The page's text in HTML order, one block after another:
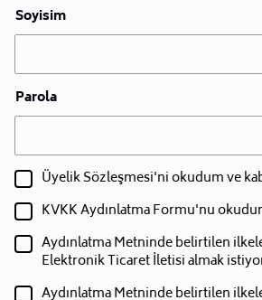
Soyisim
Parola
Üyelik Sözleşmesi'ni okudum ve
KVKK Aydınlatma Formu'nu
Aydınlatma Metninde belirtilen
Elektronik Ticaret İletisi almak
Aydınlatma Metninde belirtilen